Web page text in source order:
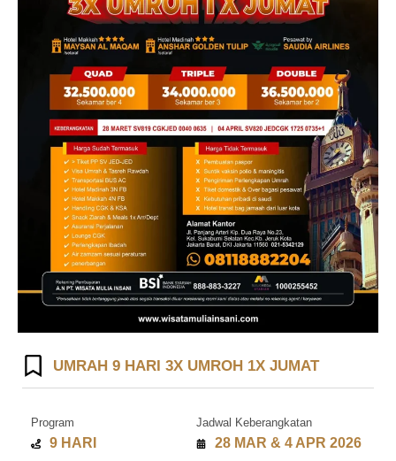
UMRAH 9 HARI 3X UMROH 1X JUMAT
Program
9 HARI
Jadwal Keberangkatan
28 MAR & 4 APR 2026